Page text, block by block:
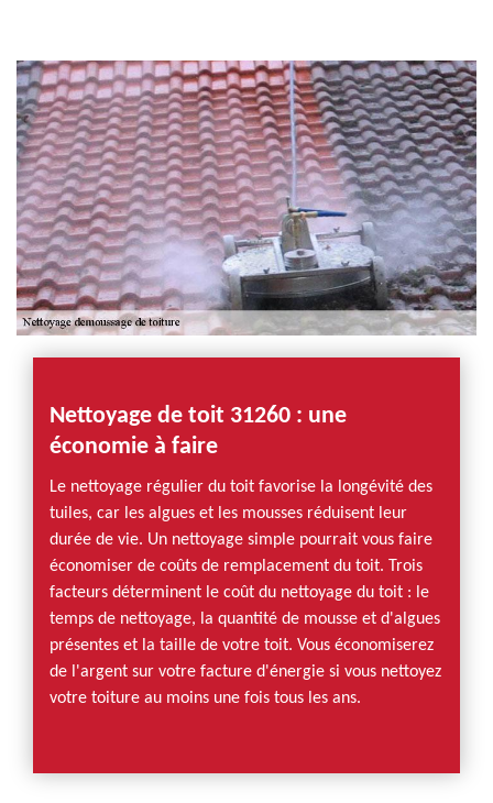
Nettoyage de toit 31260 : une
économie à faire
Le nettoyage régulier du toit favorise la longévité des
tuiles, car les algues et les mousses réduisent leur
durée de vie. Un nettoyage simple pourrait vous faire
économiser de coûts de remplacement du toit. Trois
facteurs déterminent le coût du nettoyage du toit : le
temps de nettoyage, la quantité de mousse et d'algues
présentes et la taille de votre toit. Vous économiserez
de l'argent sur votre facture d'énergie si vous nettoyez
votre toiture au moins une fois tous les ans.